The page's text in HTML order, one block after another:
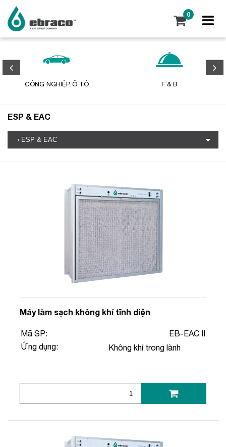
0
CÔNG NGHIỆP Ô TÔ F & B
ESP & EAC
Máy làm sạch không khí tĩnh diện
Mã SP:
EB-EAC II
Ứng dụng:
Không khí trong lành